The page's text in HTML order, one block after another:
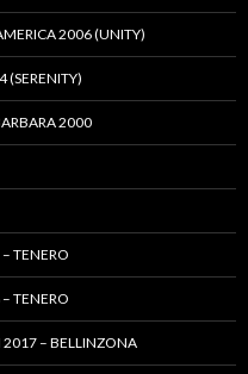
2006 (UNITY)
(SERENITY)
2000
TENERO
TENERO
2017 – BELLINZONA